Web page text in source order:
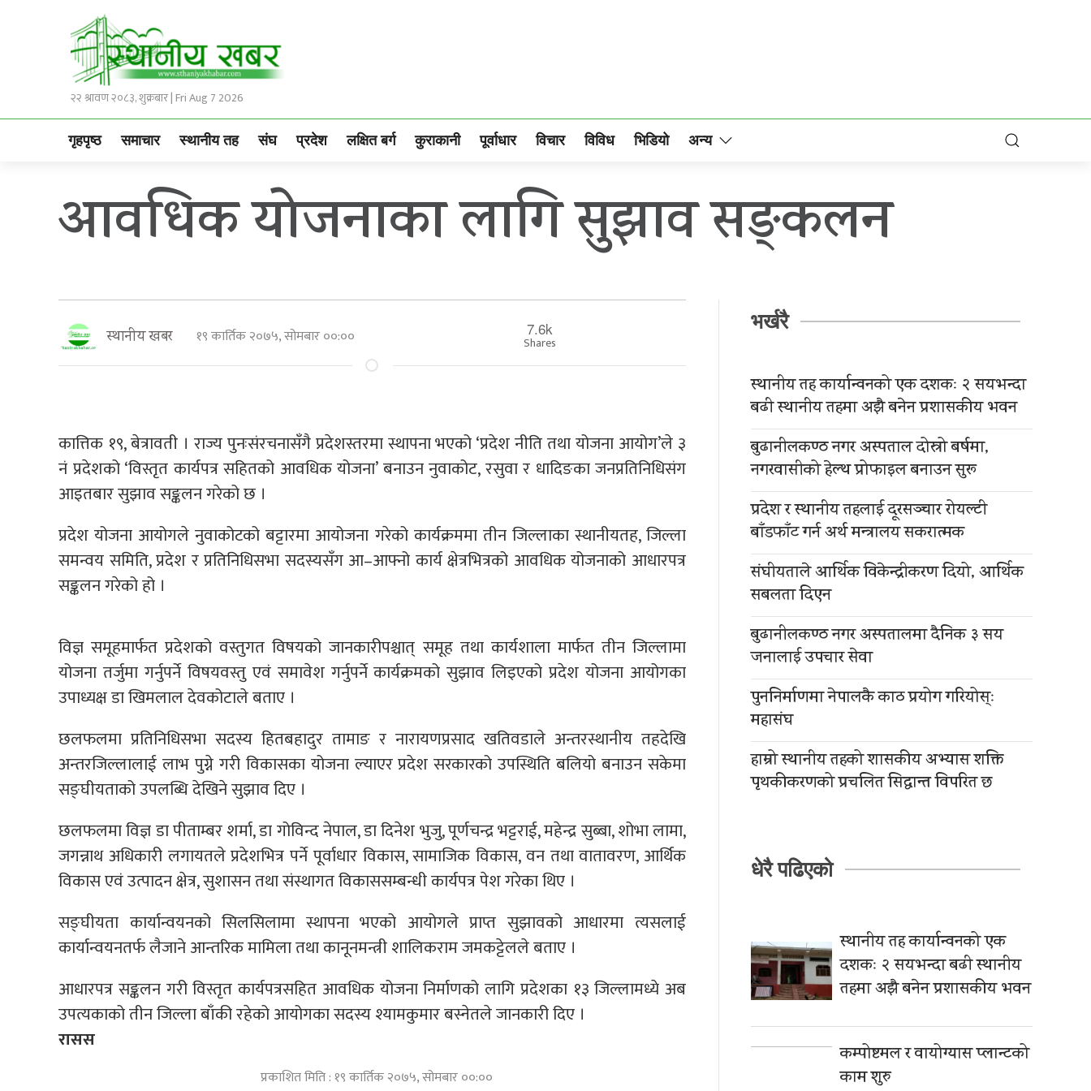
२२ श्रावण २०८३, शुक्रबार | Fri Aug 7 2026
गृहपृष्ठ समाचार स्थानीय तह संघ प्रदेश लक्षित बर्ग कुराकानी पूर्वाधार विचार विविध भिडियो अन्य
आवधिक योजनाका लागि सुझाव सङ्कलन
स्थानीय खबर १९ कार्तिक २०७५, सोमबार ००:०० 7.6k
Shares
कात्तिक १९, बेत्रावती । राज्य पुनःसंरचनासँगै प्रदेशस्तरमा स्थापना भएको ‘प्रदेश नीति तथा योजना आयोग’ले ३
नं प्रदेशको ‘विस्तृत कार्यपत्र सहितको आवधिक योजना’ बनाउन नुवाकोट, रसुवा र धादिङका जनप्रतिनिधिसंग
आइतबार सुझाव सङ्कलन गरेको छ ।
प्रदेश योजना आयोगले नुवाकोटको बट्टारमा आयोजना गरेको कार्यक्रममा तीन जिल्लाका स्थानीयतह, जिल्ला
समन्वय समिति, प्रदेश र प्रतिनिधिसभा सदस्यसँग आ–आफ्नो कार्य क्षेत्रभित्रको आवधिक योजनाको आधारपत्र
सङ्कलन गरेको हो ।
विज्ञ समूहमार्फत प्रदेशको वस्तुगत विषयको जानकारीपश्चात् समूह तथा कार्यशाला मार्फत तीन जिल्लामा
योजना तर्जुमा गर्नुपर्ने विषयवस्तु एवं समावेश गर्नुपर्ने कार्यक्रमको सुझाव लिइएको प्रदेश योजना आयोगका
उपाध्यक्ष डा खिमलाल देवकोटाले बताए ।
छलफलमा प्रतिनिधिसभा सदस्य हितबहादुर तामाङ र नारायणप्रसाद खतिवडाले अन्तरस्थानीय तहदेखि
अन्तरजिल्लालाई लाभ पुग्ने गरी विकासका योजना ल्याएर प्रदेश सरकारको उपस्थिति बलियो बनाउन सकेमा
सङ्घीयताको उपलब्धि देखिने सुझाव दिए ।
छलफलमा विज्ञ डा पीताम्बर शर्मा, डा गोविन्द नेपाल, डा दिनेश भुजु, पूर्णचन्द्र भट्टराई, महेन्द्र सुब्बा, शोभा लामा,
जगन्नाथ अधिकारी लगायतले प्रदेशभित्र पर्ने पूर्वाधार विकास, सामाजिक विकास, वन तथा वातावरण, आर्थिक
विकास एवं उत्पादन क्षेत्र, सुशासन तथा संस्थागत विकाससम्बन्धी कार्यपत्र पेश गरेका थिए ।
सङ्घीयता कार्यान्वयनको सिलसिलामा स्थापना भएको आयोगले प्राप्त सुझावको आधारमा त्यसलाई
कार्यान्वयनतर्फ लैजाने आन्तरिक मामिला तथा कानूनमन्त्री शालिकराम जमकट्टेलले बताए ।
आधारपत्र सङ्कलन गरी विस्तृत कार्यपत्रसहित आवधिक योजना निर्माणको लागि प्रदेशका १३ जिल्लामध्ये अब
उपत्यकाको तीन जिल्ला बाँकी रहेको आयोगका सदस्य श्यामकुमार बस्नेतले जानकारी दिए ।
रासस
प्रकाशित मिति : १९ कार्तिक २०७५, सोमबार ००:००
भर्खरै
स्थानीय तह कार्यान्वनको एक दशकः २ सयभन्दा
बढी स्थानीय तहमा अझै बनेन प्रशासकीय भवन
बुढानीलकण्ठ नगर अस्पताल दोस्रो बर्षमा,
नगरवासीको हेल्थ प्रोफाइल बनाउन सुरू
प्रदेश र स्थानीय तहलाई दूरसञ्चार रोयल्टी
बाँडफाँट गर्न अर्थ मन्त्रालय सकरात्मक
संघीयताले आर्थिक विकेन्द्रीकरण दियो, आर्थिक
सबलता दिएन
बुढानीलकण्ठ नगर अस्पतालमा दैनिक ३ सय
जनालाई उपचार सेवा
पुननिर्माणमा नेपालकै काठ प्रयोग गरियोस्ः
महासंघ
हाम्रो स्थानीय तहको शासकीय अभ्यास शक्ति
पृथकीकरणको प्रचलित सिद्धान्त विपरित छ
धेरै पढिएको
स्थानीय तह कार्यान्वनको एक
दशकः २ सयभन्दा बढी स्थानीय
तहमा अझै बनेन प्रशासकीय भवन
कम्पोष्टमल र वायोग्यास प्लान्टको
काम शुरु